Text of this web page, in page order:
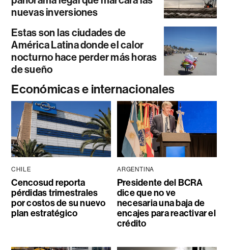
nuevas inversiones
Estas son las ciudades de
América Latina donde el calor
nocturno hace perder más horas
de sueño
Económicas e internacionales
CHILE
Cencosud reporta
pérdidas trimestrales
por costos de su nuevo
plan estratégico
ARGENTINA
Presidente del BCRA
dice que no ve
necesaria una baja de
encajes para reactivar el
crédito